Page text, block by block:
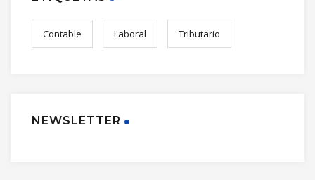
Contable Laboral Tributario
NEWSLETTER